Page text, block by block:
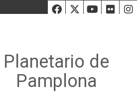
Facebook
Twiiter
Planetario de
Pamplona